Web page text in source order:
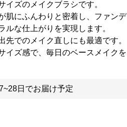
イズのメイクブラシです。
肌にふんわりと密着し、ファンデ
ルな仕上がりを実現します。
でのメイク直しにも最適です。
イズ感で、毎日のベースメイクを
日でお届け予定